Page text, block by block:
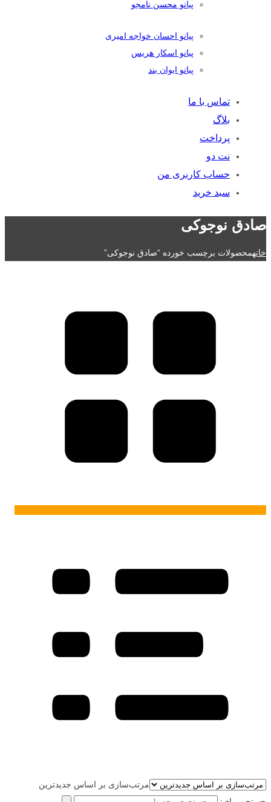
پیانو محسن نامجو
پیانو احسان خواجه امیری
پیانو اسکار هریس
پیانو ایوان بند
تماس با ما
بلاگ
پرداخت
نت دو
حساب کاربری من
سبد خرید
صادق نوجوکی
خانهمحصولات برچسب خورده “صادق نوجوکی”
مرتب‌سازی بر اساس جدیدترین